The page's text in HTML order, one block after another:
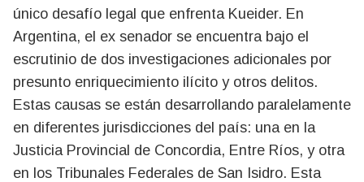
único desafío legal que enfrenta Kueider. En
Argentina, el ex senador se encuentra bajo el
escrutinio de dos investigaciones adicionales por
presunto enriquecimiento ilícito y otros delitos.
Estas causas se están desarrollando paralelamente
en diferentes jurisdicciones del país: una en la
Justicia Provincial de Concordia, Entre Ríos, y otra
en los Tribunales Federales de San Isidro. Esta